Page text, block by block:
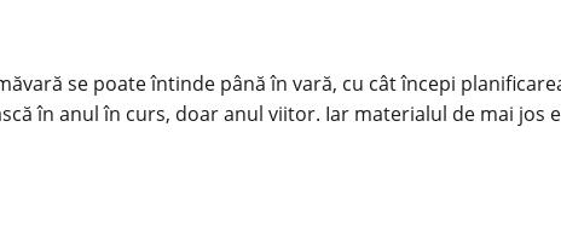
se poate întinde până în vară, cu cât începi
în anul în curs, doar anul viitor. Iar materialul de mai